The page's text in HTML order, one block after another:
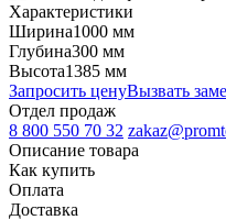
Характеристики
Ширина1000 мм
Глубина300 мм
Высота1385 мм
Запросить ценуВызвать
Отдел продаж
8 800 550 70 32
Описание товара
Как купить
Оплата
Доставка